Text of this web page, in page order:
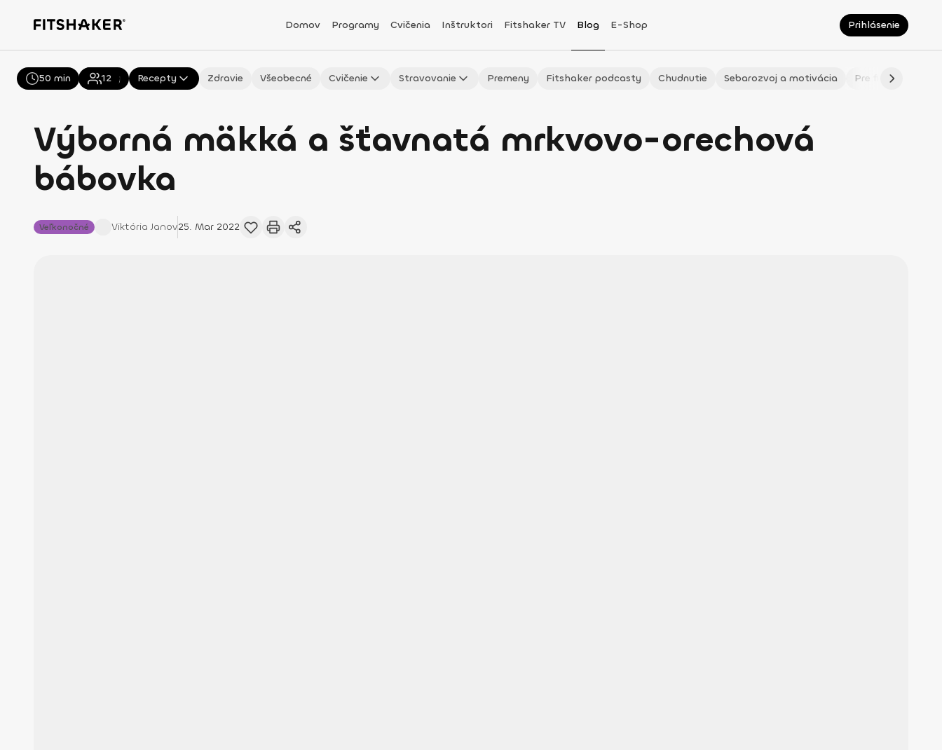
Domov Programy Cvičenia Inštruktori Fitshaker TV Blog E-Shop Prihlásenie
Všetky Recepty Zdravie Všeobecné Cvičenie Stravovanie Premeny Fitshaker podcasty Chudnutie Sebarozvoj a motivácia Pre fitmaminky
Výborná mäkká a šťavnatá mrkvovo-orechová
bábovka
Veľkonočné Viktória Janov25. Mar 2022
50 min 12